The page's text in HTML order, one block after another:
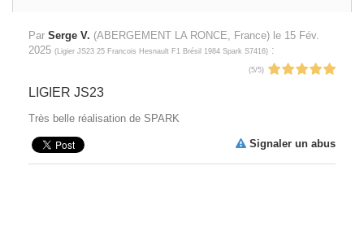
Par Serge V. (ABERGEMENT LA RONCE, France) le 15 Fév.
2025 (Ligier JS23 25 Francois Hesnault F1 Brésil 1984 Spark S7416) :
(5/5)
LIGIER JS23
Très belle réalisation de SPARK
Signaler un abus